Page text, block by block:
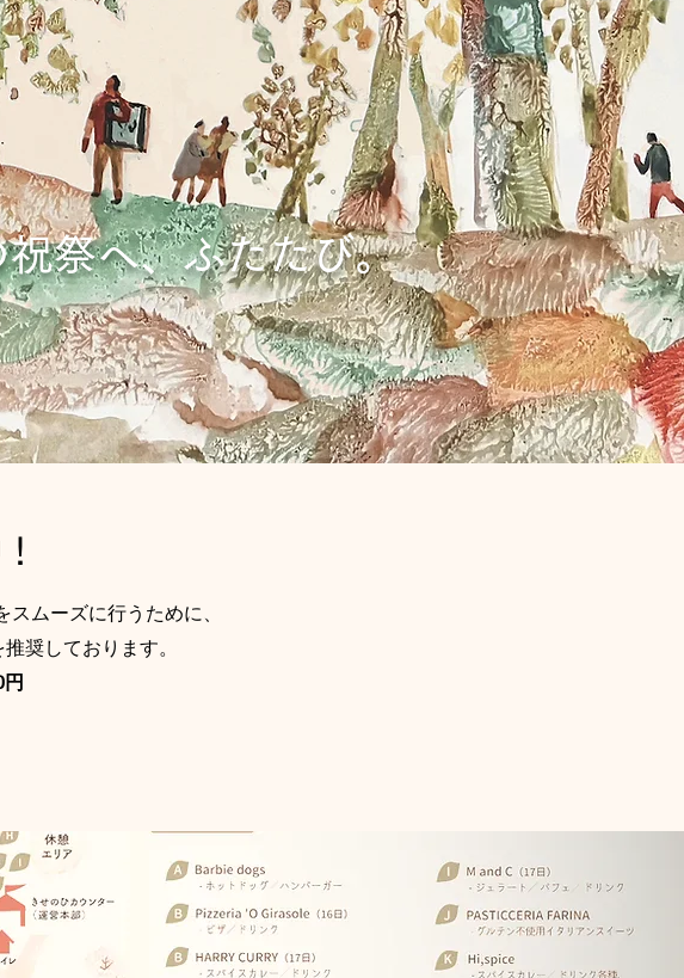
祭へ、ふたたび。
ムーズに行うために、
奨しております。